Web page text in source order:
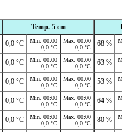
Temp. 5 cm
0,0 °C
Min. 00:00
0,0 °C
Max. 00:00
0,0 °C
68 %
0,0 °C
Min. 00:00
0,0 °C
Max. 00:00
0,0 °C
63 %
0,0 °C
Min. 00:00
0,0 °C
Max. 00:00
0,0 °C
53 %
0,0 °C
Min. 00:00
0,0 °C
Max. 00:00
0,0 °C
64 %
0,0 °C
Min. 00:00
0,0 °C
Max. 00:00
0,0 °C
80 %